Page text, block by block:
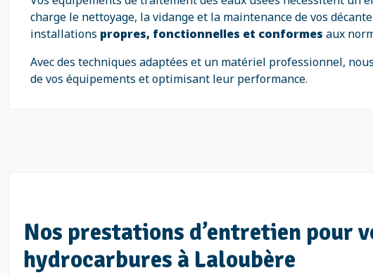
charge le nettoyage, la vidange et la maintenance de vos
installations propres, fonctionnelles et conformes aux
Avec des techniques adaptées et un matériel professionnel,
de vos équipements et optimisant leur performance.
Nos prestations d’entretien pour
hydrocarbures à Laloubère